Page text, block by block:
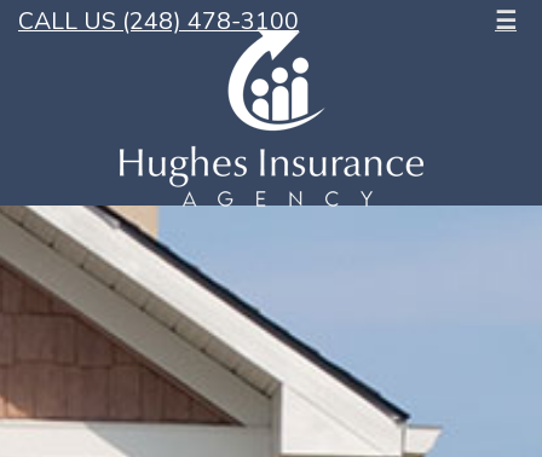
CALL US (248) 478-3100 ☰